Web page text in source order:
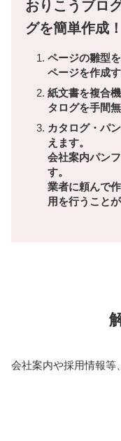
おりこうブロ
グを簡単作成！
ページの雛型
ページを作成
紙文書を複合
タログを手間無
カタログ・パ
えます。
会社案内パン
す。
業者に頼んで
用を行うこと
会社案内や採用情報等